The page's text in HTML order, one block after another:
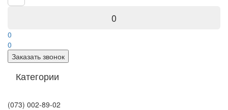
0
0
0
Заказать звонок
Категории
(073) 002-89-02